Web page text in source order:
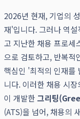
2026년 현재, 기업의
재'입니다. 그러나 역
고 지난한 채용 프로세
으로 검토하고, 반복적
핵심인 '최적의 인재를
니다. 이러한 채용 시
이 개발한그리팅
(ATS)을 넘어, 채용의